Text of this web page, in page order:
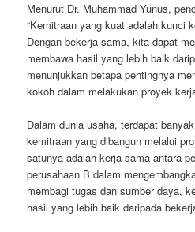
Menurut Dr. Muhammad Yunus,
“Kemitraan yang kuat adalah kunci
Dengan bekerja sama, kita dapat
membawa hasil yang lebih baik
menunjukkan betapa pentingnya
kokoh dalam melakukan proyek
Dalam dunia usaha, terdapat
kemitraan yang dibangun melalui
satunya adalah kerja sama antara
perusahaan B dalam
membagi tugas dan sumber daya,
hasil yang lebih baik daripada